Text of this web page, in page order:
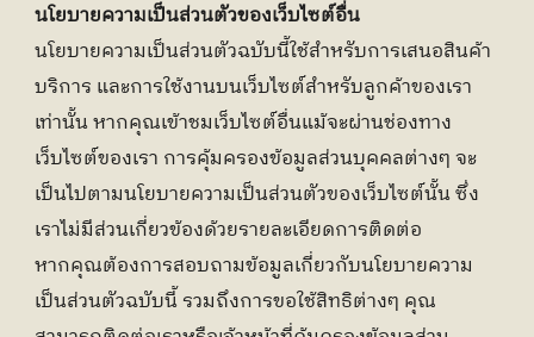
นโยบายความเป็นส่วนตัวของเว็บไซต์อื่น
นโยบายความเป็นส่วนตัวฉบับนี้ใช้สำหรับการเสนอสินค้า
บริการ และการใช้งานบนเว็บไซต์สำหรับลูกค้าของเรา
เท่านั้น หากคุณเข้าชมเว็บไซต์อื่นแม้จะผ่านช่องทาง
เว็บไซต์ของเรา การคุ้มครองข้อมูลส่วนบุคคลต่างๆ จะ
เป็นไปตามนโยบายความเป็นส่วนตัวของเว็บไซต์นั้น ซึ่ง
เราไม่มีส่วนเกี่ยวข้องด้วยรายละเอียดการติดต่อ
หากคุณต้องการสอบถามข้อมูลเกี่ยวกับนโยบายความ
เป็นส่วนตัวฉบับนี้ รวมถึงการขอใช้สิทธิต่างๆ คุณ